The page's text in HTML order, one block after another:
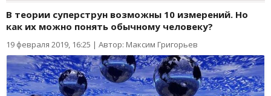
В теории суперструн возможны 10 измерений. Но
как их можно понять обычному человеку?
19 февраля 2019, 16:25 | Автор: Максим Григорьев